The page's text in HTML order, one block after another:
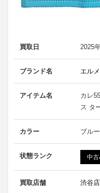
買取日 2025
ブランド名 エル
アイテム名
カレ
ス タ
カラー ブルー
状態ランク 中古
買取店舗 渋谷店